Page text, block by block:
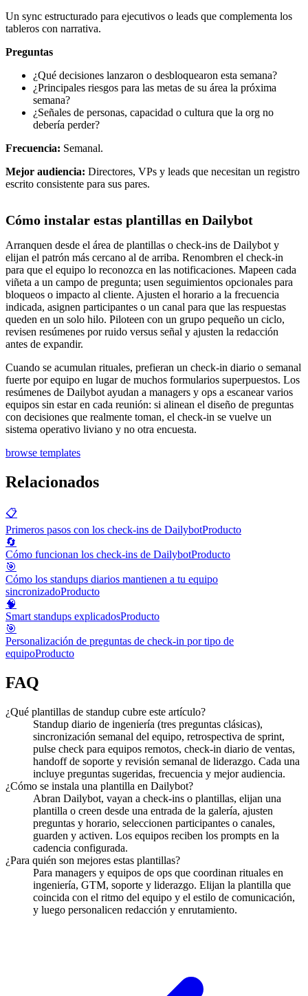
Un sync estructurado para ejecutivos o leads que complementa los
tableros con narrativa.
Preguntas
¿Qué decisiones lanzaron o desbloquearon esta semana?
¿Principales riesgos para las metas de su área la próxima
semana?
¿Señales de personas, capacidad o cultura que la org no
debería perder?
Frecuencia: Semanal.
Mejor audiencia: Directores, VPs y leads que necesitan un registro
escrito consistente para sus pares.
Cómo instalar estas plantillas en Dailybot
Arranquen desde el área de plantillas o check-ins de Dailybot y
elijan el patrón más cercano al de arriba. Renombren el check-in
para que el equipo lo reconozca en las notificaciones. Mapeen cada
viñeta a un campo de pregunta; usen seguimientos opcionales para
bloqueos o impacto al cliente. Ajusten el horario a la frecuencia
indicada, asignen participantes o un canal para que las respuestas
queden en un solo hilo. Piloteen con un grupo pequeño un ciclo,
revisen resúmenes por ruido versus señal y ajusten la redacción
antes de expandir.
Cuando se acumulan rituales, prefieran un check-in diario o semanal
fuerte por equipo en lugar de muchos formularios superpuestos. Los
resúmenes de Dailybot ayudan a managers y ops a escanear varios
equipos sin estar en cada reunión: si alinean el diseño de preguntas
con decisiones que realmente toman, el check-in se vuelve un
sistema operativo liviano y no otra encuesta.
browse templates
Relacionados
📋
Primeros pasos con los check-ins de DailybotProducto
🔄
Cómo funcionan los check-ins de DailybotProducto
🎯
Cómo los standups diarios mantienen a tu equipo
sincronizadoProducto
🧠
Smart standups explicadosProducto
🎯
Personalización de preguntas de check-in por tipo de
equipoProducto
FAQ
¿Qué plantillas de standup cubre este artículo?
Standup diario de ingeniería (tres preguntas clásicas),
sincronización semanal del equipo, retrospectiva de sprint,
pulse check para equipos remotos, check-in diario de ventas,
handoff de soporte y revisión semanal de liderazgo. Cada una
incluye preguntas sugeridas, frecuencia y mejor audiencia.
¿Cómo se instala una plantilla en Dailybot?
Abran Dailybot, vayan a check-ins o plantillas, elijan una
plantilla o creen desde una entrada de la galería, ajusten
preguntas y horario, seleccionen participantes o canales,
guarden y activen. Los equipos reciben los prompts en la
cadencia configurada.
¿Para quién son mejores estas plantillas?
Para managers y equipos de ops que coordinan rituales en
ingeniería, GTM, soporte y liderazgo. Elijan la plantilla que
coincida con el ritmo del equipo y el estilo de comunicación,
y luego personalicen redacción y enrutamiento.